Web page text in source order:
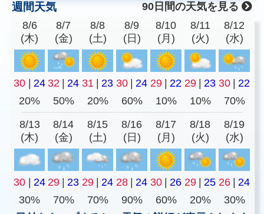
週間天気
90日間の天気を見る
8/6
(木)
8/7
(金)
8/8
(土)
8/9
(日)
8/10
(月)
8/11
(火)
8/12
(水)
30 | 24 32 | 24 31 | 23 30 | 24 29 | 22 29 | 23 30 | 22
20%
50% 20% 60% 10% 10% 70%
8/13
(木)
8/14
(金)
8/15
(土)
8/16
(日)
8/17
(月)
8/18
(火)
8/19
(水)
30 | 24 29 | 23 29 | 24 28 | 24 30 | 26 29 | 25 26 | 24
30%
70% 70% 90% 60% 20%
30%